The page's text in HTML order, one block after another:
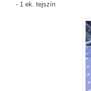
- 1 ek. tejszín